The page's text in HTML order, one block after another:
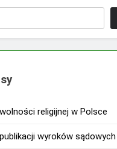
religijnej w Polsce
wyroków sądowych